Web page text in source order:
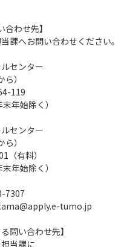
意したものとみ
等の登録・変更
が利用方法に従
きるものとしま
の他の必要な事
ください。
ドレス等に変更
ってください。
合わせ先】
課へお問い合わせください。
センター
ら）
119
年始除く）
センター
ら）
（有料）
年始除く）
7307
tumo.jp
問い合わせ先】
当課に